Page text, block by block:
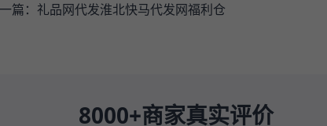
篇： 礼品网代发淮北快马代发网福利仓
8000+商家真实评价